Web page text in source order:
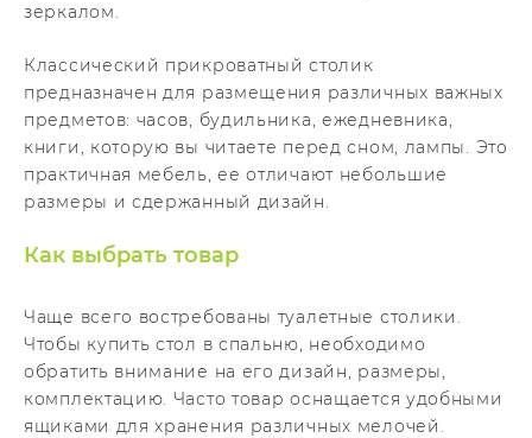
зеркалом.
Классический прикроватный столик
предназначен для размещения различных важных
предметов: часов, будильника, ежедневника,
книги, которую вы читаете перед сном, лампы. Это
практичная мебель, ее отличают небольшие
размеры и сдержанный дизайн.
Как выбрать товар
Чаще всего востребованы туалетные столики.
Чтобы купить стол в спальню, необходимо
обратить внимание на его дизайн, размеры,
комплектацию. Часто товар оснащается удобными
ящиками для хранения различных мелочей.